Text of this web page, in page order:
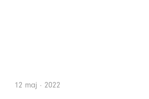
12 maj · 2022